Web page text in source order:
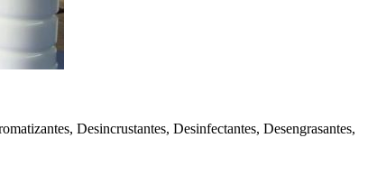
Desincrustantes, Desinfectantes, Desengrasantes,